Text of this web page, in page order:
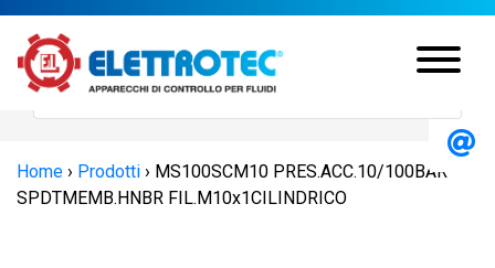
Home › Prodotti › MS100SCM10 PRES.ACC.10/100BAR
SPDTMEMB.HNBR FIL.M10x1CILINDRICO